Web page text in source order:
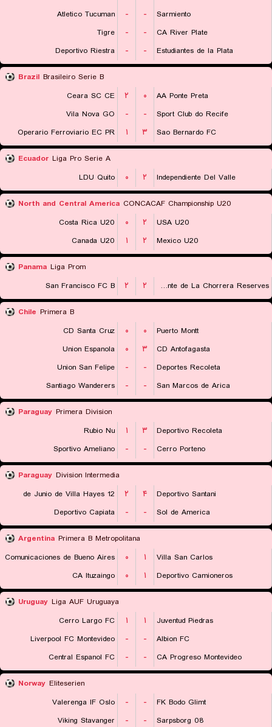
Atletico Tucuman
- -
Sarmiento
Tigre
- -
CA River Plate
Deportivo Riestra
- - Estudiantes de la Plata
Brazil Brasileiro Serie B
Ceara SC CE
۲ ۰
AA Ponte Preta
Vila Nova GO
- -
Sport Club do Recife
Operario Ferroviario EC PR
۱ ۳ Sao Bernardo FC
Ecuador Liga Pro Serie A
LDU Quito
۰ ۲ Independiente Del Valle
North and Central America CONCACAF Championship U20
Costa Rica U20
۰ ۲
USA U20
Canada U20
۱ ۲ Mexico U20
Panama Liga Prom
San Francisco FC B
۲ ۲ CA Independiente de La Chorrera Reserves
Chile Primera B
CD Santa Cruz
۰ ۰
Puerto Montt
Union Espanola
۰ ۳
CD Antofagasta
Union San Felipe
- -
Deportes Recoleta
Santiago Wanderers
- - San Marcos de Arica
Paraguay Primera Division
Rubio Nu
۱ ۳
Deportivo Recoleta
Sportivo Ameliano
- - Cerro Porteno
Paraguay Division Intermedia
12 de Junio de Villa Hayes
۲ ۴
Deportivo Santani
Deportivo Capiata
- - Sol de America
Argentina Primera B Metropolitana
Comunicaciones de Bueno Aires
۰ ۱
Villa San Carlos
CA Ituzaingo
۰ ۱ Deportivo Camioneros
Uruguay Liga AUF Uruguaya
Cerro Largo FC
۱ ۱
Juventud Piedras
Liverpool FC Montevideo
- -
Albion FC
Central Espanol FC
- - CA Progreso Montevideo
Norway Eliteserien
Valerenga IF Oslo
- -
FK Bodo Glimt
Viking Stavanger
- -
Sarpsborg 08